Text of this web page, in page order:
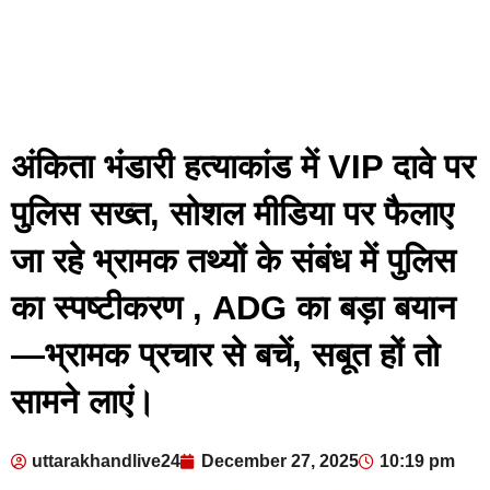
अंकिता भंडारी हत्याकांड में VIP दावे पर
पुलिस सख्त, सोशल मीडिया पर फैलाए
जा रहे भ्रामक तथ्यों के संबंध में पुलिस
का स्पष्टीकरण , ADG का बड़ा बयान
—भ्रामक प्रचार से बचें, सबूत हों तो
सामने लाएं।
uttarakhandlive24 December 27, 2025 10:19 pm